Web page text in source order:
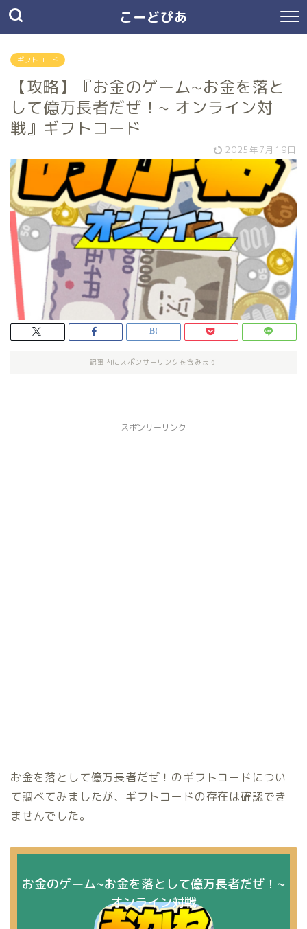
こーどぴあ
ギフトコード
【攻略】『お金のゲーム~お金を落と
して億万長者だぜ！~ オンライン対
戦』ギフトコード
2025年7月19日
記事内にスポンサーリンクを含みます
スポンサーリンク
お金を落として億万長者だぜ！のギフトコードについ
て調べてみましたが、ギフトコードの存在は確認でき
ませんでした。
お金のゲーム~お金を落として億万長者だぜ！~
オンライン対戦